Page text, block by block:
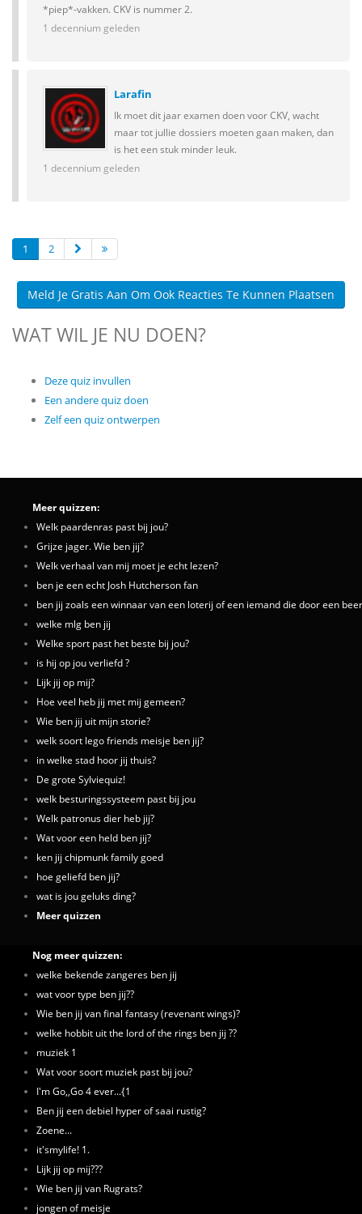
*piep*-vakken. CKV is nummer 2.
1 decennium geleden
Larafin
Ik moet dit jaar examen doen voor CKV, wacht
maar tot jullie dossiers moeten gaan maken, dan
is het een stuk minder leuk.
1 decennium geleden
1 2
Meld Je Gratis Aan Om Ook Reacties Te Kunnen Plaatsen
WAT WIL JE NU DOEN?
Deze quiz invullen
Een andere quiz doen
Zelf een quiz ontwerpen
Meer quizzen:
Welk paardenras past bij jou?
Grijze jager. Wie ben jij?
Welk verhaal van mij moet je echt lezen?
ben je een echt Josh Hutcherson fan
ben jij zoals een winnaar van een loterij of een iemand die door een
welke mlg ben jij
Welke sport past het beste bij jou?
is hij op jou verliefd ?
Lijk jij op mij?
Hoe veel heb jij met mij gemeen?
Wie ben jij uit mijn storie?
welk soort lego friends meisje ben jij?
in welke stad hoor jij thuis?
De grote Sylviequiz!
welk besturingssysteem past bij jou
Welk patronus dier heb jij?
Wat voor een held ben jij?
ken jij chipmunk family goed
hoe geliefd ben jij?
wat is jou geluks ding?
Meer quizzen
Nog meer quizzen:
welke bekende zangeres ben jij
wat voor type ben jij??
Wie ben jij van final fantasy (revenant wings)?
welke hobbit uit the lord of the rings ben jij ??
muziek 1
Wat voor soort muziek past bij jou?
I'm Go,,Go 4 ever...{1
Ben jij een debiel hyper of saai rustig?
Zoene...
it'smylife! 1.
Lijk jij op mij???
Wie ben jij van Rugrats?
jongen of meisje